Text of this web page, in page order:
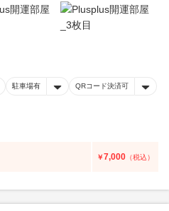
駐車場有 QRコード決済可
￥7,000 （税込）